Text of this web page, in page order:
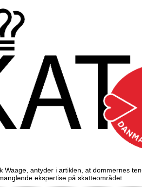
Waage, antyder i artiklen, at dommernes
ekspertise på skatteområdet.